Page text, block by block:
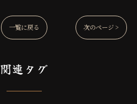
一覧に戻る 次のページ >
関連タグ